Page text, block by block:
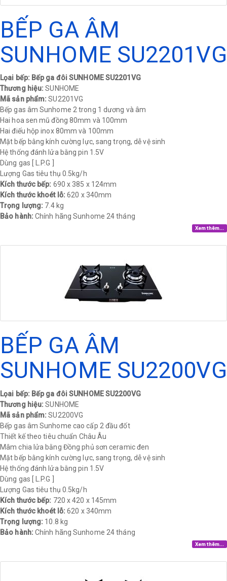
BẾP GA ÂM
SUNHOME SU2201VG
Lọai bếp: Bếp ga đôi SUNHOME SU2201VG
Thương hiệu: SUNHOME
Mã sản phẩm:SU2201VG
Bếp gas âm Sunhome 2 trong 1 dương và âm
Hai hoa sen mũ đồng 80mm và 100mm
Hai điếu hộp inox 80mm và 100mm
Mặt bếp bằng kính cường lực, sang trọng, dễ vệ sinh
Hệ thống đánh lửa bằng pin 1.5V
Dùng gas [ L.P.G ]
Lượng Gas tiêu thụ 0.5kg/h
Kích thước bếp: 690 x 385 x 124mm
Kích thước khoét lỗ: 620 x 340mm
Trọng lượng: 7.4 kg​
Bảo hành: Chính hãng Sunhome 24 tháng​
Xem thêm...
BẾP GA ÂM
SUNHOME SU2200VG
Lọai bếp: Bếp ga đôi SUNHOME SU2200VG
Thương hiệu: SUNHOME
Mã sản phẩm: SU2200VG
Bếp gas âm Sunhome cao cấp 2 đầu đốt
Thiết kế theo tiêu chuẩn Châu Âu
Mâm chia lửa bằng Đồng phủ sơn ceramic đen
Mặt bếp bằng kính cường lực, sang trọng, dễ vệ sinh
Hệ thống đánh lửa bằng pin 1.5V
Dùng gas [ L.P.G ]
Lượng Gas tiêu thụ 0.5kg/h
Kích thước bếp: 720 x 420 x 145mm
Kích thước khoét lỗ: 620 x 340mm
Trọng lượng: 10.8 kg​
Bảo hành: Chính hãng Sunhome 24 tháng​
Xem thêm...